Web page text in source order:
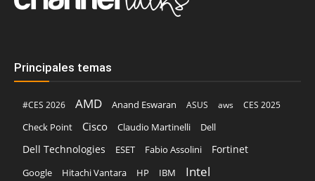
Principales temas
#CES 2026 AMD Anand Eswaran ASUS aws
CES 2025
Check Point
Cisco Claudio Martinelli Dell
Dell Technologies ESET Fabio Assolini Fortinet
Google Hitachi Vantara HP IBM Intel